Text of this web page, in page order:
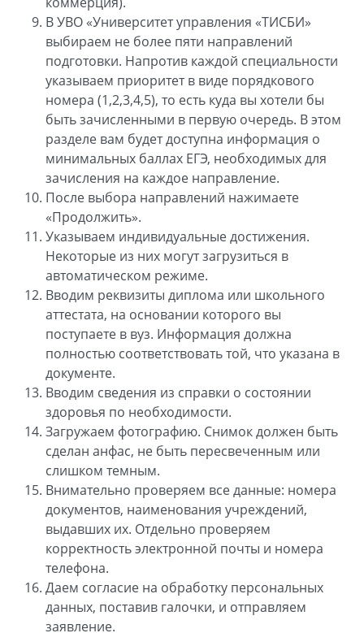
В УВО «Университет управления «ТИСБИ»
выбираем не более пяти направлений
подготовки. Напротив каждой специальности
указываем приоритет в виде порядкового
номера (1,2,3,4,5), то есть куда вы хотели бы
быть зачисленными в первую очередь. В этом
разделе вам будет доступна информация о
минимальных баллах ЕГЭ, необходимых для
зачисления на каждое направление.
После выбора направлений нажимаете
«Продолжить».
Указываем индивидуальные достижения.
Некоторые из них могут загрузиться в
автоматическом режиме.
Вводим реквизиты диплома или школьного
аттестата, на основании которого вы
поступаете в вуз. Информация должна
полностью соответствовать той, что указана в
документе.
Вводим сведения из справки о состоянии
здоровья по необходимости.
Загружаем фотографию. Снимок должен быть
сделан анфас, не быть пересвеченным или
слишком темным.
Внимательно проверяем все данные: номера
документов, наименования учреждений,
выдавших их. Отдельно проверяем
корректность электронной почты и номера
телефона.
Даем согласие на обработку персональных
данных, поставив галочки, и отправляем
заявление.